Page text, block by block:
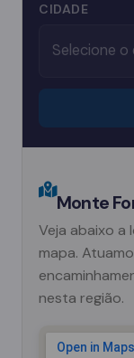
CIDADE
Monte
Veja abaixo a
mapa.
nesta região.